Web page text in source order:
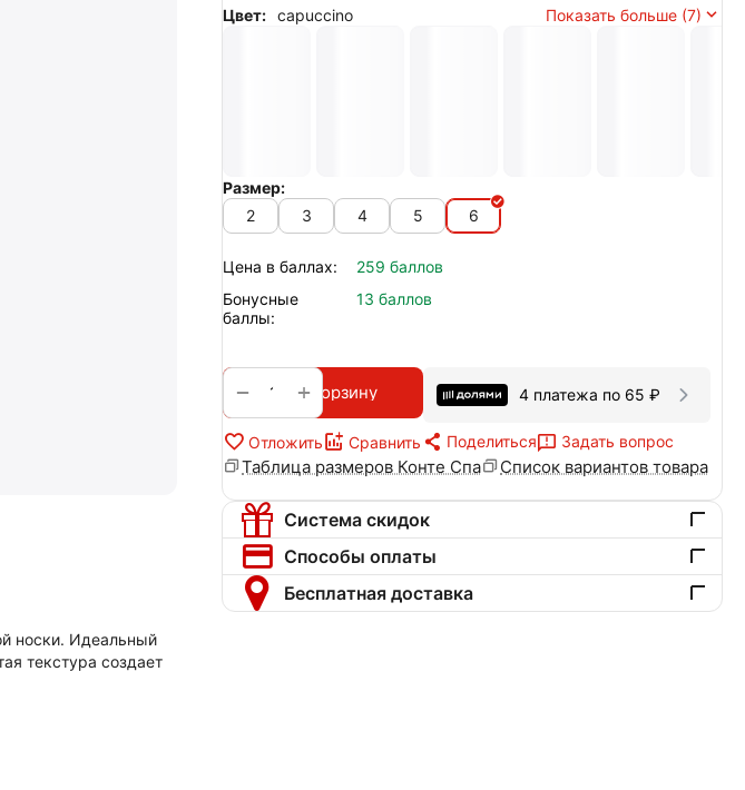
Цвет: capuccino Показать больше (7)
Размер:
2
3 4 5 6
Цена в баллах:
259 баллов
Бонусные
баллы:
13 баллов
+
− В корзину 4 платежа по 65 ₽
Отложить Сравнить Поделиться Задать вопрос
Таблица размеров Конте Спа Список вариантов товара
Система скидок
Способы оплаты
Бесплатная доставка
носки. Идеальный
текстура создает